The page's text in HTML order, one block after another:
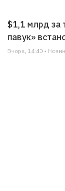
$1,1 млрд за
павук»
Вчора, 14:40 •